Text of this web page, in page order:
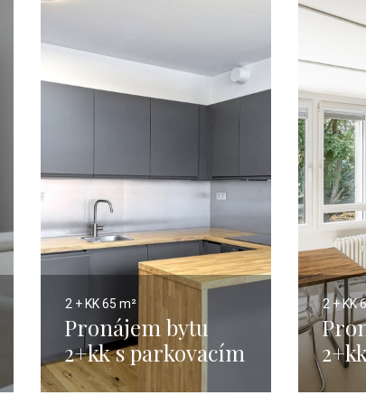
2 + KK65 m²
Pronájem bytu
2+kk s parkovacím
stáním, Praha 4 -
2 + KK